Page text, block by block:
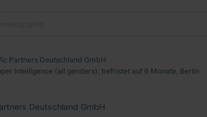
Partners Deutschland GmbH
Intelligence (all genders), befristet auf 6 Monate, Berlin
Deutschland GmbH